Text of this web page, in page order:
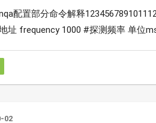
配置部分命令解释
址 frequency 1000 #探测频率 单位
02